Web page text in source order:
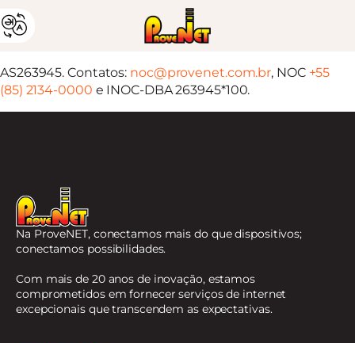
AS263945. Contatos: noc@provenet.com.br, NOC +55
(85) 2134-0000 e INOC-DBA 263945*100.
Na ProveNET, conectamos mais do que dispositivos;
conectamos possibilidades.
Com mais de 20 anos de inovação, estamos
comprometidos em fornecer serviços de internet
excepcionais que transcendem as expectativas.